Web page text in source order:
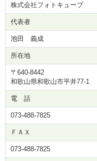
株式会社フォトキューブ
代表者
池田 義成
所在地
〒640-8442
和歌山県和歌山市平井77-1
電 話
073-488-7825
ＦＡＸ
073-488-7825